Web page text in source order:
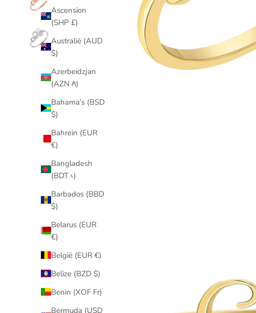
Ascension
(SHP £)
Australië (AUD
$)
Azerbeidzjan
(AZN ₼)
Bahama’s (BSD
$)
Bahrein (EUR
€)
Bangladesh
(BDT ৳)
Barbados (BBD
$)
Belarus (EUR
€)
België (EUR €)
Belize (BZD $)
Benin (XOF Fr)
Bermuda (USD